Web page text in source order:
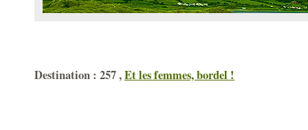
Destination : 257 ,Et les femmes, bordel !